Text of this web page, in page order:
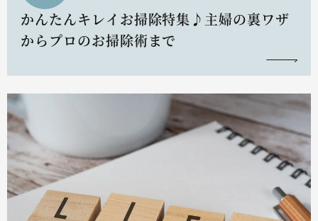
かんたんキレイお掃除特集♪主婦の裏ワザ
からプロのお掃除術まで